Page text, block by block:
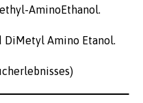
AminoEthanol.
DiMetyl Amino Etanol.